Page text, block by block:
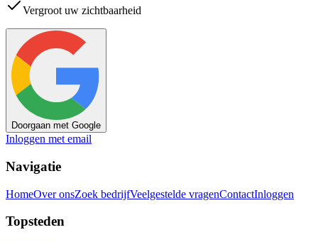
Vergroot uw zichtbaarheid
Doorgaan met Google
Inloggen met email
Navigatie
HomeOver onsZoek bedrijfVeelgestelde vragenContactInloggen
Topsteden